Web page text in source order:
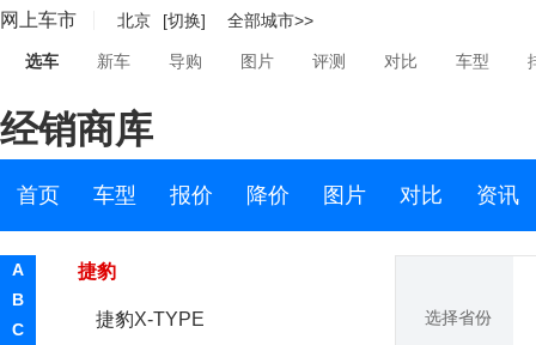
网上车市 北京 [切换] 全部城市>>
选车 新车 导购 图片 评测 对比 车型
经销商库
首页 车型 报价 降价 图片 对比 资讯
A
B
C
捷豹
捷豹XFL
捷豹
捷豹X-TYPE 选择省份